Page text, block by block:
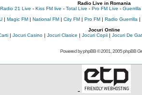
Radio Live in Romania
Radio 21 Live - Kiss FM live - Total Live - Pro FM Live - Guerrilla
| Magic FM| National FM| City FM| Pro FM| Radio Guerrilla |
Jocuri Online
| Jocuri Casino| Jocuri Clasice | Jocuri Copii| Jocuri De
Powered byphpBB© 2001, 2005 phpBB
-